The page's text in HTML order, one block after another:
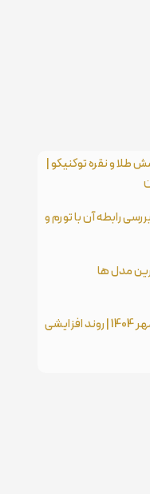
و نقره توکنیکو |
رابطه آن با تورم و
مدل ها